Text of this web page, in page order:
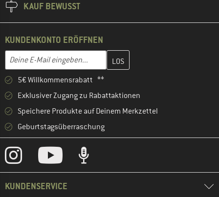
KAUF BEWUSST
KUNDENKONTO ERÖFFNEN
E-Mail-Adresse
Gib hier deine E-Mail-Adresse ein und erstelle im nächsten
5€ Willkommensrabatt **
Exklusiver Zugang zu Rabattaktionen
Speichere Produkte auf Deinem Merkzettel
Geburtstagsüberraschung
KUNDENSERVICE